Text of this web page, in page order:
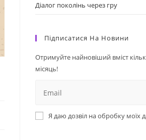
Діалог поколінь через гру
Підписатися На Новини
Отримуйте найновіший вміст
місяць!
Я даю дозвіл на обробку моїх